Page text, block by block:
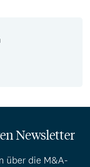
Newsletter
über die M&A-